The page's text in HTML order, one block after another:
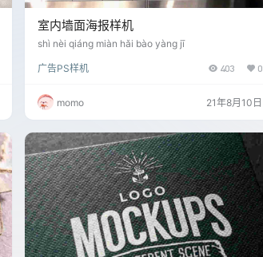
室内墙面海报样机
shì nèi qiáng miàn hǎi bào yàng jī
广告PS样机 403 0
momo 21年8月10日